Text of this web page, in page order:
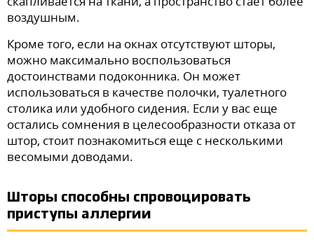
воздушным.
Кроме того, если на окнах отсутствуют шторы,
можно максимально воспользоваться
достоинствами подоконника. Он может
использоваться в качестве полочки, туалетного
столика или удобного сидения. Если у вас еще
остались сомнения в целесообразности отказа от
штор, стоит познакомиться еще с несколькими
весомыми доводами.
Шторы способны спровоцировать
приступы аллергии